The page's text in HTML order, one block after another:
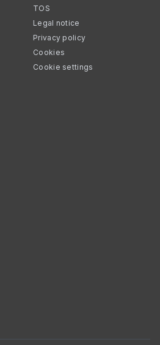
TOS
Legal notice
Privacy policy
Cookies
Cookie settings